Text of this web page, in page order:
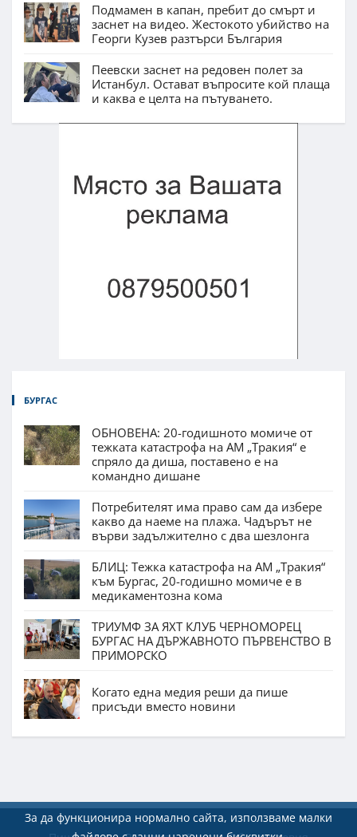
Подмамен в капан, пребит до смърт и
заснет на видео. Жестокото убийство на
Георги Кузев разтърси България
Пеевски заснет на редовен полет за
Истанбул. Остават въпросите кой плаща
и каква е целта на пътуването.
БУРГАС
ОБНОВЕНА: 20-годишното момиче от
тежката катастрофа на АМ „Тракия“ е
спряло да диша, поставено е на
командно дишане
Потребителят има право сам да избере
какво да наеме на плажа. Чадърът не
върви задължително с два шезлонга
БЛИЦ: Тежка катастрофа на АМ „Тракия“
към Бургас, 20-годишно момиче е в
медикаментозна кома
ТРИУМФ ЗА ЯХТ КЛУБ ЧЕРНОМОРЕЦ
БУРГАС НА ДЪРЖАВНОТО ПЪРВЕНСТВО В
ПРИМОРСКО
Когато една медия реши да пише
присъди вместо новини
За да функционира нормално сайта, използваме малки